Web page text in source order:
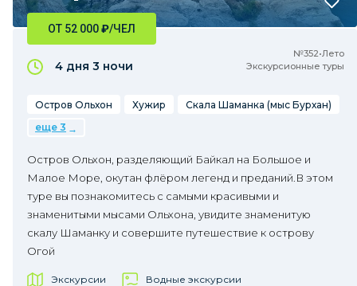
№352•Лето
Экскурсионные туры
ОТ 52 000₽/ЧЕЛ
4 дня 3 ночи
Остров Ольхон Хужир
Скала Шаманка (мыс Бурхан)
еще 3
Остров Ольхон, разделяющий Байкал на Большое и
Малое Море, окутан флёром легенд и преданий.В этом
туре вы познакомитесь с самыми красивыми и
знаменитыми мысами Ольхона, увидите знаменитую
скалу Шаманку и совершите путешествие к острову
Огой
Экскурсии Водные экскурсии